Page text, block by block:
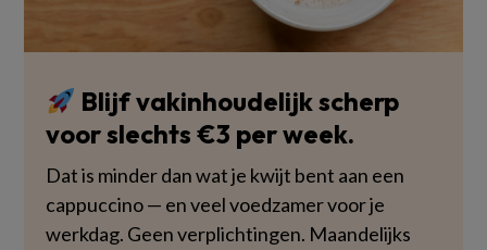
Blijf vakinhoudelijk scherp
voor slechts €3 per week.
Dat is minder dan wat je kwijt bent aan een
cappuccino — en veel voedzamer voor je
werkdag. Geen verplichtingen. Maandelijks